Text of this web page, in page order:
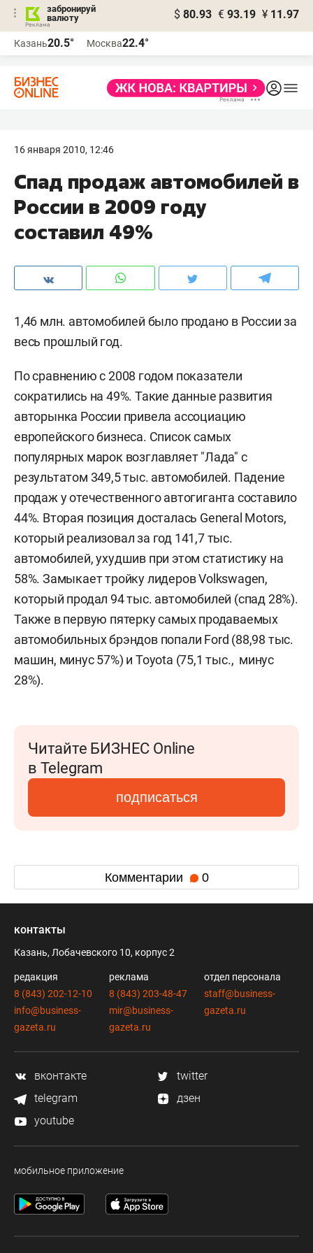
забронируй
валюту
$ 80.93 € 93.19 ¥ 11.97
Казань20.5° Москва22.4°
16 января 2010, 12:46
Спад продаж автомобилей в
России в 2009 году
составил 49%
1,46 млн. автомобилей было продано в России за
весь прошлый год.
По сравнению с 2008 годом показатели
сократились на 49%. Такие данные развития
авторынка России привела ассоциацию
европейского бизнеса. Список самых
популярных марок возглавляет "Лада" с
результатом 349,5 тыс. автомобилей. Падение
продаж у отечественного автогиганта составило
44%. Вторая позиция досталась General Motors,
который реализовал за год 141,7 тыс.
автомобилей, ухудшив при этом статистику на
58%. Замыкает тройку лидеров Volkswagen,
который продал 94 тыс. автомобилей (спад 28%).
Также в первую пятерку самых продаваемых
автомобильных брэндов попали Ford (88,98 тыс.
машин, минус 57%) и Toyota (75,1 тыс., минус
28%).
Читайте БИЗНЕС Online
в Telegram
подписаться
Комментарии 0
контакты
Казань, Лобачевского 10, корпус 2
редакция
8 (843) 202-12-10
info@business-
gazeta.ru
реклама
8 (843) 203-48-47
mir@business-
gazeta.ru
отдел персонала
staff@business-
gazeta.ru
вконтакте
twitter
telegram
дзен
youtube
мобильное приложение